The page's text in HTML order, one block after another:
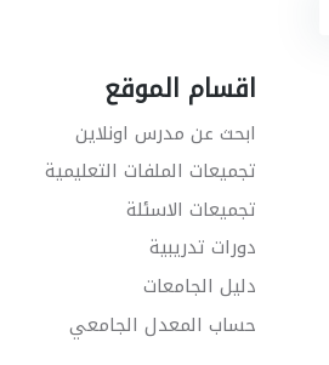
اقسام الموقع
ابحث عن مدرس اونلاين
تجميعات الملفات التعليمية
تجميعات الاسئلة
دورات تدريبية
دليل الجامعات
حساب المعدل الجامعي